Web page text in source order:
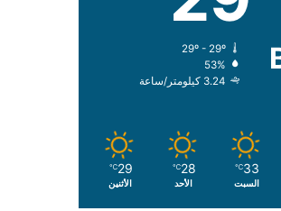
29º - 29º
53%
3.24 كيلومتر/ساعة
33
℃
السبت
28
℃
الأحد
29
℃
الأثنين